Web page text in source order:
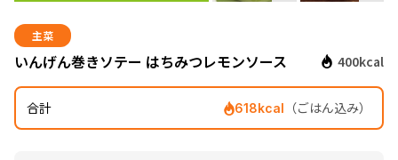
主菜
いんげん巻きソテー はちみつレモンソース 400kcal
合計 618kcal （ごはん込み）